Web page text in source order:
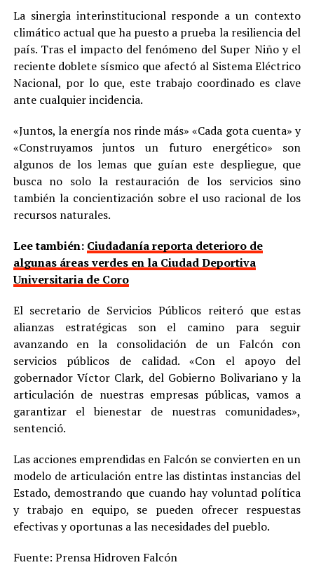
La sinergia interinstitucional responde a un contexto
climático actual que ha puesto a prueba la resiliencia del
país. Tras el impacto del fenómeno del Super Niño y el
reciente doblete sísmico que afectó al Sistema Eléctrico
Nacional, por lo que, este trabajo coordinado es clave
ante cualquier incidencia.
«Juntos, la energía nos rinde más» «Cada gota cuenta» y
«Construyamos juntos un futuro energético» son
algunos de los lemas que guían este despliegue, que
busca no solo la restauración de los servicios sino
también la concientización sobre el uso racional de los
recursos naturales.
Lee también: Ciudadanía reporta deterioro de
algunas áreas verdes en la Ciudad Deportiva
Universitaria de Coro
El secretario de Servicios Públicos reiteró que estas
alianzas estratégicas son el camino para seguir
avanzando en la consolidación de un Falcón con
servicios públicos de calidad. «Con el apoyo del
gobernador Víctor Clark, del Gobierno Bolivariano y la
articulación de nuestras empresas públicas, vamos a
garantizar el bienestar de nuestras comunidades»,
sentenció.
Las acciones emprendidas en Falcón se convierten en un
modelo de articulación entre las distintas instancias del
Estado, demostrando que cuando hay voluntad política
y trabajo en equipo, se pueden ofrecer respuestas
efectivas y oportunas a las necesidades del pueblo.
Fuente: Prensa Hidroven Falcón